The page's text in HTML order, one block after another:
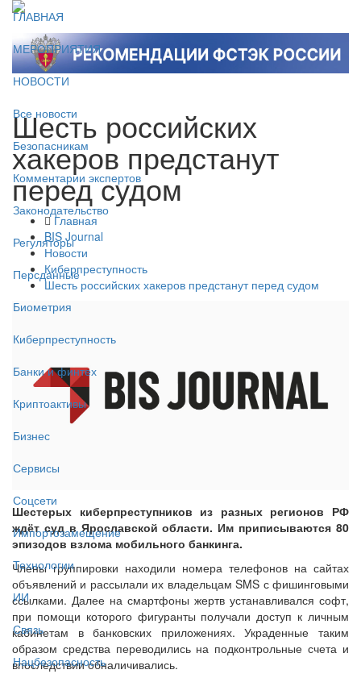
ГЛАВНАЯ
МЕРОПРИЯТИЯ
НОВОСТИ
Все новости
Безопасникам
Комментарии экспертов
Законодательство
Регуляторы
Персданные
Биометрия
Киберпреступность
Банки и финтех
Криптоактивы
Бизнес
Сервисы
Соцсети
Импортозамещение
Технологии
ИИ
Связь
Нацбезопасность
Шесть российских
хакеров предстанут
перед судом
Главная
BIS Journal
Новости
Киберпреступность
Шесть российских хакеров предстанут перед судом
Шестерых киберпреступников из разных регионов РФ
ждёт суд в Ярославской области. Им приписываются 80
эпизодов взлома мобильного банкинга.
Члены группировки находили номера телефонов на сайтах
объявлений и рассылали их владельцам SMS с фишинговыми
ссылками. Далее на смартфоны жертв устанавливался софт,
при помощи которого фигуранты получали доступ к личным
кабинетам в банковских приложениях. Украденные таким
образом средства переводились на подконтрольные счета и
впоследствии обналичивались.